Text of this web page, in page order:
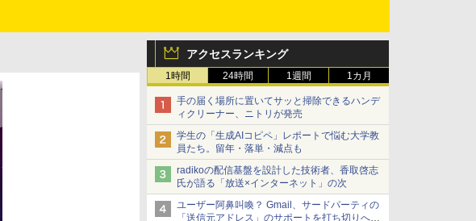
アクセスランキング
1時間 24時間 1週間 1カ月
手の届く場所に置いてサッと掃除できるハンデ
ィクリーナー、ニトリが発売
学生の「生成AIコピペ」レポートで悩む大学教
員たち。留年・落単・減点も
radikoの配信基盤を設計した技術者、香取啓志
氏が語る「放送×インターネット」の次
ユーザー阿鼻叫喚？ Gmail、サードパーティの
「送信元アドレス」のサポートを打ち切りへ